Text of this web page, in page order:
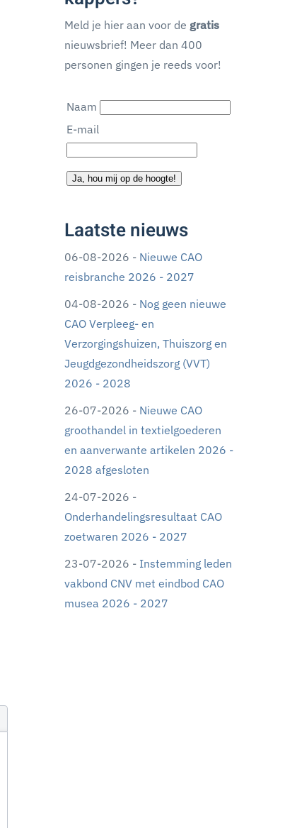
Meld je hier aan voor de gratis
nieuwsbrief! Meer dan 400
personen gingen je reeds voor!
Naam
E-mail
Ja, hou mij op de hoogte!
Laatste nieuws
06-08-2026 - Nieuwe CAO
reisbranche 2026 - 2027
04-08-2026 - Nog geen nieuwe
CAO Verpleeg- en
Verzorgingshuizen, Thuiszorg en
Jeugdgezondheidszorg (VVT)
2026 - 2028
26-07-2026 - Nieuwe CAO
groothandel in textielgoederen
en aanverwante artikelen 2026 -
2028 afgesloten
24-07-2026 -
Onderhandelingsresultaat CAO
zoetwaren 2026 - 2027
23-07-2026 - Instemming leden
vakbond CNV met eindbod CAO
musea 2026 - 2027